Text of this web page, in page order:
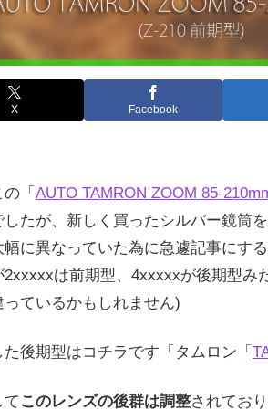
X Facebook
「 AUTO TAMRON ZOOM 85-
したが、新しく買ったシルバー鏡筒
幅に異なっていた為に急遽記事にす
2xxxxxは前期型、4xxxxxが後期型み
ているかもしれません)
た後期型はコチラです「タムロン「
て このレンズの後群は調整されてお